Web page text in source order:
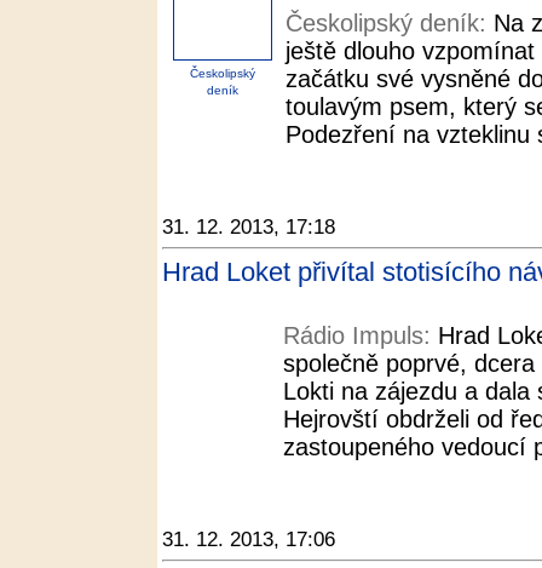
Českolipský
deník
Českolipský deník: Na
ještě dlouho
začátku své vysněné
toulavým psem, který
Podezření na
31. 12. 2013, 17:18
Hrad Loket přivítal stotisícího
Rádio Impuls: Hrad
společně poprvé,
Lokti na zájezdu a
Hejrovští obdrželi od
zastoupeného vedoucí
31. 12. 2013, 17:06